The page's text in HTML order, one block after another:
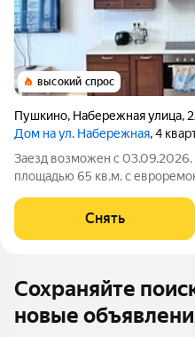
высокий спрос
Пушкино, Набережная улица,
Дом на ул. Набережная, 4
Заезд возможен с 03.09.2026.
площадью 65 кв.м. с
Духовой шкаф Стиральная машина Холодильник
Посудомоечная машина
Снять
Сохраняйте
новые